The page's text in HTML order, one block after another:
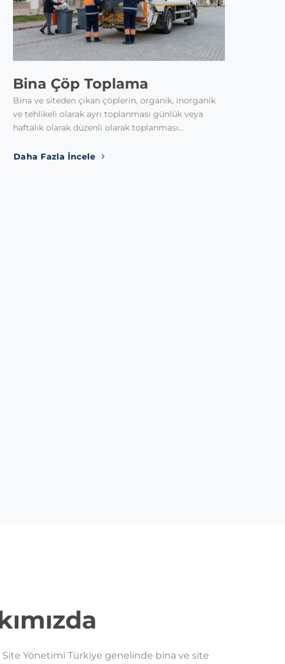
Bina Çöp Toplama
Bina ve siteden çıkan çöplerin, organik, inorganik
ve tehlikeli olarak ayrı toplanması günlük veya
haftalık olarak düzenli olarak toplanması...
Daha Fazla İncele
Site Yönetimi Türkiye genelinde bina ve site